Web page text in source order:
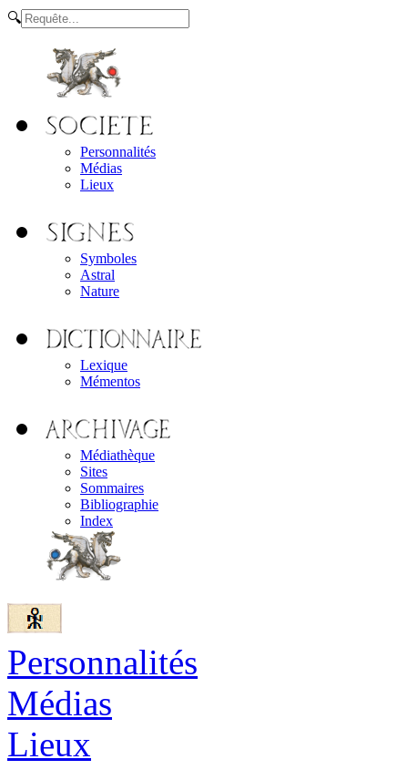
🔍
Personnalités
Médias
Lieux
Symboles
Astral
Nature
Lexique
Mémentos
Médiathèque
Sites
Sommaires
Bibliographie
Index
Personnalités
Médias
Lieux